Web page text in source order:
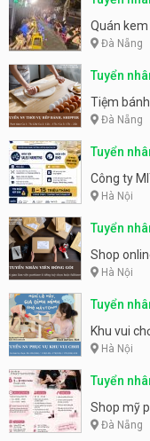
Quán
Đà Nẵng
Tuyển
Tiệm
Đà Nẵng
Tuyển
parttime,
Công ty
Hà Nội
Tuyển
Shop
Hà Nội
Tuyển
động
Khu vui
Hà Nội
Tuyển
Shop mỹ
Đà Nẵng